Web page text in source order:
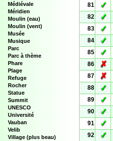
Médiévale
Méridien
Moulin (eau)
Moulin (vent)
Musée
Musique
Parc
Parc à thème
Phare
Plage
Refuge
Rocher
Statue
Summit
UNESCO
Université
Vauban
Velib
Village (plus beau)
81
✓
82
✓
83
✓
84
✓
85
✓
86
✗
87
✗
88
✓
89
✓
90
✓
91
✓
92
✓